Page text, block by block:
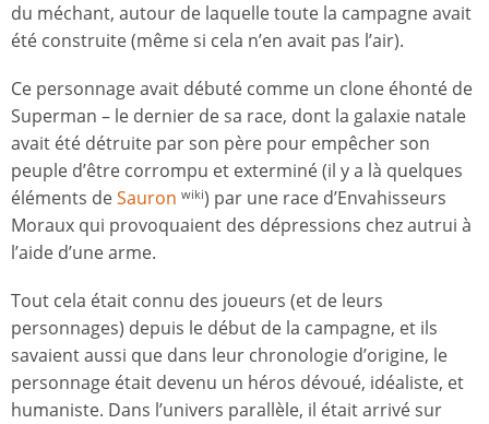
du méchant, autour de laquelle toute la campagne avait
été construite (même si cela n’en avait pas l’air).
Ce personnage avait débuté comme un clone éhonté de
Superman – le dernier de sa race, dont la galaxie natale
avait été détruite par son père pour empêcher son
peuple d’être corrompu et exterminé (il y a là quelques
éléments deSauron wiki) par une race d’Envahisseurs
Moraux qui provoquaient des dépressions chez autrui à
l’aide d’une arme.
Tout cela était connu des joueurs (et de leurs
personnages) depuis le début de la campagne, et ils
savaient aussi que dans leur chronologie d’origine, le
personnage était devenu un héros dévoué, idéaliste, et
humaniste. Dans l’univers parallèle, il était arrivé sur